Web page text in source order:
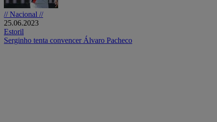
// Nacional //
25.06.2023
Estoril
Serginho tenta convencer Álvaro Pacheco